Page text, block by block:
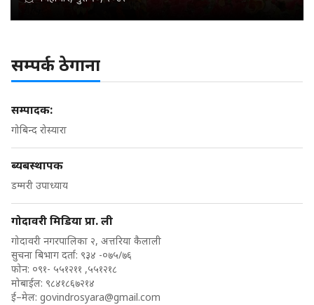
सम्पर्क ठेगाना
सम्पादक:
गोबिन्द रोस्यारा
ब्यबस्थापक
डम्मरी उपाध्याय
गोदावरी मिडिया प्रा. ली
गोदावरी नगरपालिका २, अत्तरिया कैलाली
सुचना बिभाग दर्ता: ९३४ -०७५/७६
फोन: ०९१- ५५१२११ ,५५१२१८
मोबाईल: ९८४१८६७२१४
ई–मेल: govindrosyara@gmail.com